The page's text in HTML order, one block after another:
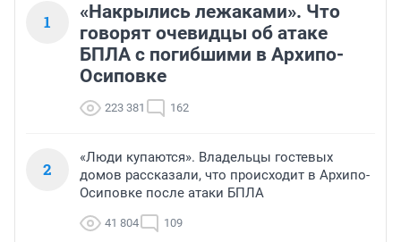
1
«Накрылись лежаками». Что
говорят очевидцы об атаке
БПЛА с погибшими в Архипо-
Осиповке
223 381 162
2
«Люди купаются». Владельцы гостевых
домов рассказали, что происходит в Архипо-
Осиповке после атаки БПЛА
41 804 109